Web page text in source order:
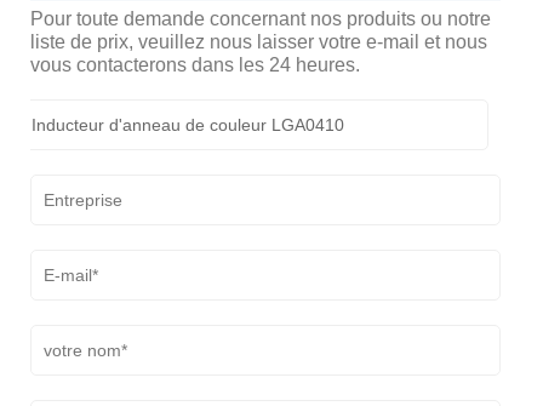
Pour toute demande concernant nos produits ou notre
liste de prix, veuillez nous laisser votre e-mail et nous
vous contacterons dans les 24 heures.